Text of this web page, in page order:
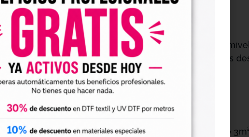
DTF
utilizada com a VIVA600UV possui uma face
permite uma transferência precisa e duradoura dos
produtos.
de impressão de até 4m² por hora em 6 passadas e